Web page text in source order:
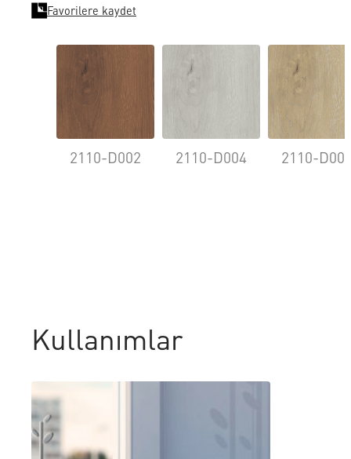
Favorilere kaydet
2110-D002 2110-D004 2110-
Kullanımlar